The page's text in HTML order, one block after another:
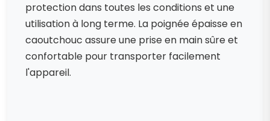
protection dans toutes les conditions et une
utilisation à long terme. La poignée épaisse en
caoutchouc assure une prise en main sûre et
confortable pour transporter facilement
l'appareil.